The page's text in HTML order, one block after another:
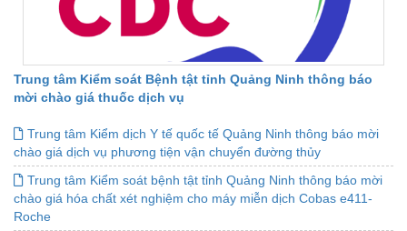
Trung tâm Kiểm soát Bệnh tật tỉnh Quảng Ninh thông báo
mời chào giá thuốc dịch vụ
Trung tâm Kiểm dịch Y tế quốc tế Quảng Ninh thông báo mời
chào giá dịch vụ phương tiện vận chuyển đường thủy
Trung tâm Kiểm soát bệnh tật tỉnh Quảng Ninh thông báo mời
chào giá hóa chất xét nghiệm cho máy miễn dịch Cobas e411-
Roche